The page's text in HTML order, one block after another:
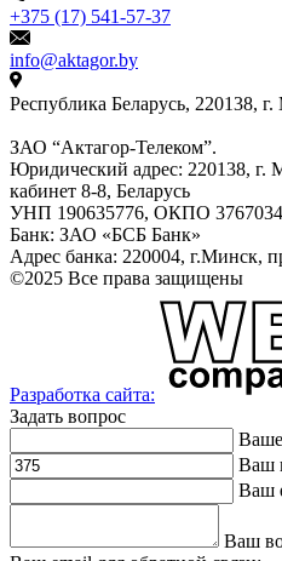
+375 (17) 541-57-37
info@aktagor.by
Республика Беларусь, 220138,
ЗАО “Актагор-Телеком”.
Юридический адрес: 220138, г.
кабинет 8-8, Беларусь
УНП 190635776, ОКПО
Банк: ЗАО «БСБ Банк»
Адрес банка: 220004, г.Минск,
©2025 Все права защищены
Разработка сайта:
Задать вопрос
Ваш
Ваш
Ваш